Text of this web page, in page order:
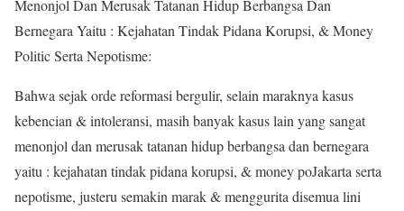
Menonjol Dan Merusak Tatanan Hidup Berbangsa Dan
Bernegara Yaitu : Kejahatan Tindak Pidana Korupsi, & Money
Politic Serta Nepotisme:
Bahwa sejak orde reformasi bergulir, selain maraknya kasus
kebencian & intoleransi, masih banyak kasus lain yang sangat
menonjol dan merusak tatanan hidup berbangsa dan bernegara
yaitu : kejahatan tindak pidana korupsi, & money poJakarta serta
nepotisme, justeru semakin marak & menggurita disemua lini